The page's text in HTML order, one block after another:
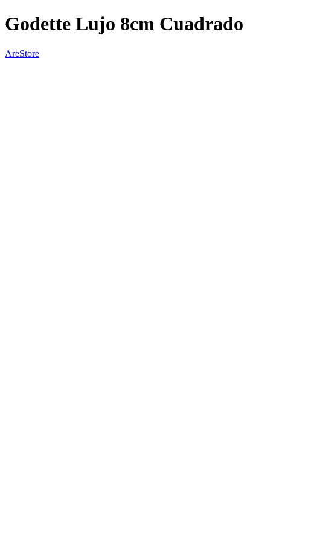
Godette Lujo 8cm Cuadrado
AreStore